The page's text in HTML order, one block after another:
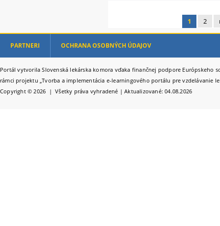
Stránky
1 2
PARTNERI OCHRANA OSOBNÝCH ÚDAJOV
Portál vytvorila Slovenská lekárska komora vďaka finančnej podpore Európskeho
rámci projektu „Tvorba a implementácia e-learningového portálu pre vzdelávanie
Copyright © 2026 | Všetky práva vyhradené | Aktualizované: 04.08.2026